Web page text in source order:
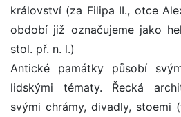
království (za Filipa II., otce
období již označujeme jako
stol. př. n. l.)
Antické památky působí
lidskými tématy. Řecká
svými chrámy, divadly, stoemi